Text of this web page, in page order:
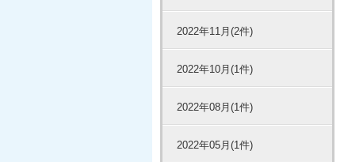
2022年11月(2件)
2022年10月(1件)
2022年08月(1件)
2022年05月(1件)